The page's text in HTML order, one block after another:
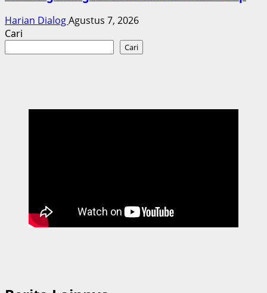
Harian DialogAgustus 7, 2026
Cari
Cari